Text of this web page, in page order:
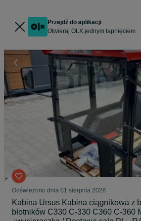
Przejdź do aplikacji
Otwieraj OLX jednym tapnięciem
Odświeżono dnia 01 sierpnia 2026
Kabina Ursus Kabina ciągnikowa z
błotników C330 C-330 C360 C-360